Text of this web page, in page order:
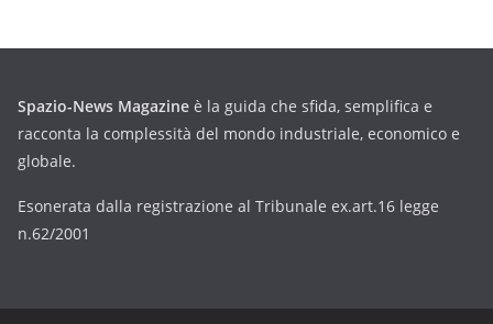
Spazio-News Magazine è la guida che sfida, semplifica e
racconta la complessità del mondo industriale, economico e
globale.
Esonerata dalla registrazione al Tribunale ex.art.16 legge
n.62/2001